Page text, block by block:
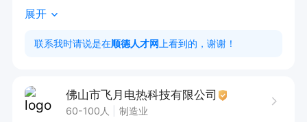
3.工作时间:上午8:00-12:00      下午13:30-17:30
加班 18:00-21:00
展开
联系我时请说是在顺德人才网 上看到的，谢谢！
佛山市飞月电热科技有限公司
60-100人 制造业